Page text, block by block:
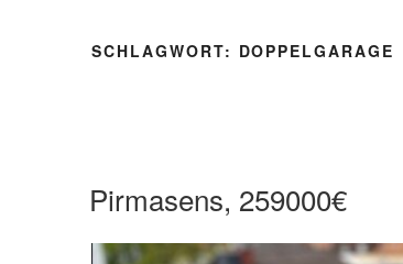
SCHLAGWORT: DOPPELGARAGE
Pirmasens, 259000€